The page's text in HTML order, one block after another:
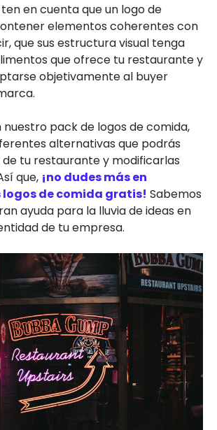
ten en cuenta que un logo de
elementos coherentes con
que sus estructura visual tenga
que ofrece tu restaurante y
objetivamente al buyer
nuestro pack de logos de comida,
alternativas que podrás
tu restaurante y modificarlas
que, ¡no dudes más en
de comida gratis! Sabemos
ayuda para la lluvia de ideas en
de tu empresa.